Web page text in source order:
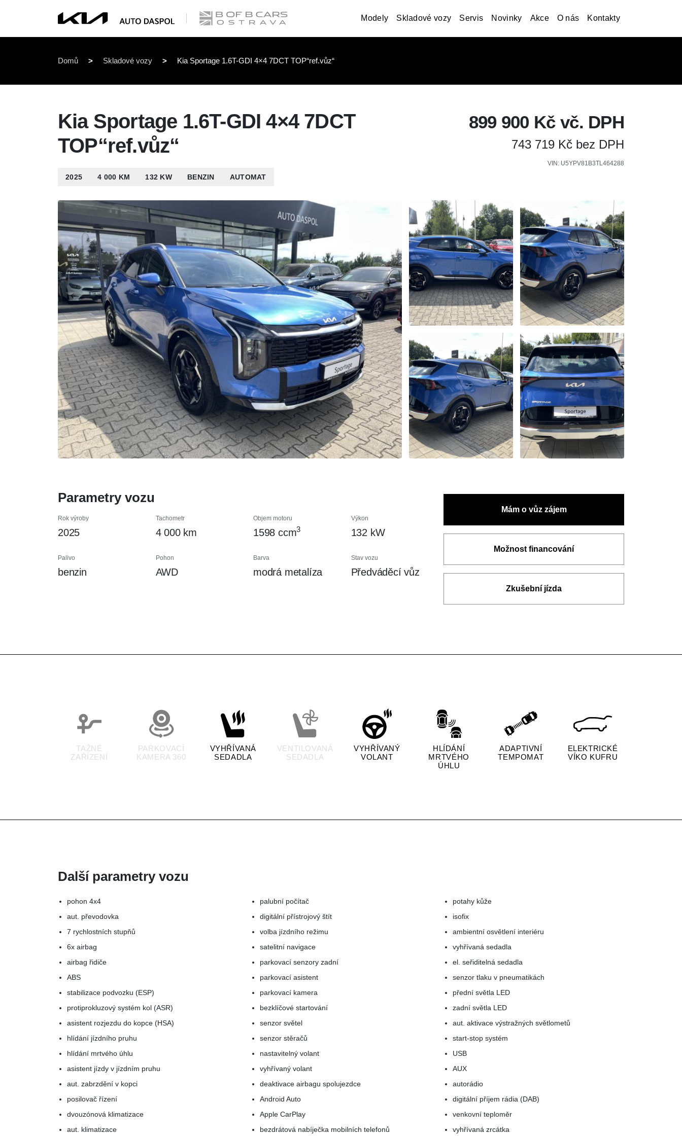
Modely Skladové vozy Servis Novinky Akce O nás Kontakty
Domů > Skladové vozy > Kia Sportage 1.6T-GDI 4×4 7DCT TOP“ref.vůz“
Kia Sportage 1.6T-GDI 4×4 7DCT
TOP“ref.vůz“
2025 4 000 KM 132 KW BENZIN AUTOMAT
899 900 Kč vč. DPH
743 719 Kč bez DPH
VIN: U5YPV81B3TL464288
Parametry vozu
Rok výroby
2025
Tachometr
4 000 km
Objem motoru
1598 ccm3
Výkon
132 kW
Palivo
benzin
Pohon
AWD
Barva
modrá metalíza
Stav vozu
Předváděcí vůz
Mám o vůz zájem
Možnost financování
Zkušební jízda
TAŽNÉ
ZAŘÍZENÍ
PARKOVACÍ
KAMERA 360
VYHŘÍVANÁ
SEDADLA
VENTILOVANÁ
SEDADLA
VYHŘÍVANÝ
VOLANT
HLÍDÁNÍ
MRTVÉHO
ÚHLU
ADAPTIVNÍ
TEMPOMAT
ELEKTRICKÉ
VÍKO KUFRU
Další parametry vozu
pohon 4x4
aut. převodovka
7 rychlostních stupňů
6x airbag
airbag řidiče
ABS
stabilizace podvozku (ESP)
protiprokluzový systém kol (ASR)
asistent rozjezdu do kopce (HSA)
hlídání jízdního pruhu
hlídání mrtvého úhlu
asistent jízdy v jízdním pruhu
aut. zabrzdění v kopci
posilovač řízení
dvouzónová klimatizace
aut. klimatizace
palubní počítač
digitální přístrojový štít
volba jízdního režimu
satelitní navigace
parkovací senzory zadní
parkovací asistent
parkovací kamera
bezklíčové startování
senzor světel
senzor stěračů
nastavitelný volant
vyhřívaný volant
deaktivace airbagu spolujezdce
Android Auto
Apple CarPlay
bezdrátová nabíječka mobilních telefonů
potahy kůže
isofix
ambientní osvětlení interiéru
vyhřívaná sedadla
el. seřiditelná sedadla
senzor tlaku v pneumatikách
přední světla LED
zadní světla LED
aut. aktivace výstražných světlometů
start-stop systém
USB
AUX
autorádio
digitální příjem rádia (DAB)
venkovní teploměr
vyhřívaná zrcátka